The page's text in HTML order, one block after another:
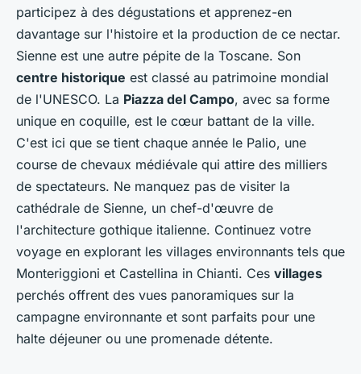
participez à des dégustations et apprenez-en
davantage sur l'histoire et la production de ce nectar.
Sienne est une autre pépite de la Toscane. Son
centre historique est classé au patrimoine mondial
de l'UNESCO. La Piazza del Campo, avec sa forme
unique en coquille, est le cœur battant de la ville.
C'est ici que se tient chaque année le Palio, une
course de chevaux médiévale qui attire des milliers
de spectateurs. Ne manquez pas de visiter la
cathédrale de Sienne, un chef-d'œuvre de
l'architecture gothique italienne. Continuez votre
voyage en explorant les villages environnants tels que
Monteriggioni et Castellina in Chianti. Ces villages
perchés offrent des vues panoramiques sur la
campagne environnante et sont parfaits pour une
halte déjeuner ou une promenade détente.